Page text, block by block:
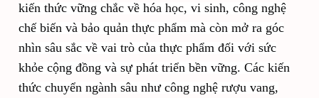
kiến thức vững chắc về hóa học, vi sinh, công nghệ
chế biến và bảo quản thực phẩm mà còn mở ra góc
nhìn sâu sắc về vai trò của thực phẩm đối với sức
khỏe cộng đồng và sự phát triển bền vững. Các kiến
thức chuyển ngành sâu như công nghệ rượu vang,